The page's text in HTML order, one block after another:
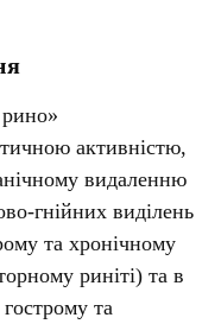
активністю,
видаленню
гнійних виділень
та хронічному
риніті) та в
та